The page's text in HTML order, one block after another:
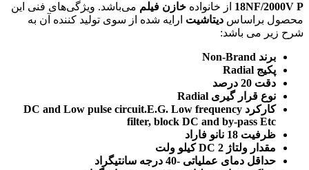
18NF/2000V P از خانواده خازن فیلم می‌باشد. ویژگی‌های فنی این
محصول براساس دیتاشیت ارایه شده از سوی تولید کننده آن به
شرح زیر می باشد:
برند Non-Brand
پکیج Radial
دقت 20 درصد
نوع قرار گیری Radial
کارکرد DC and Low pulse circuit.E.G. Low frequency
filter, block DC and by-pass Etc
ظرفیت 18 نانو فاراد
مقدار ولتاژ DC 2 کیلو ولت
حداقل دمای عملیاتی -40 درجه سانتیگراد